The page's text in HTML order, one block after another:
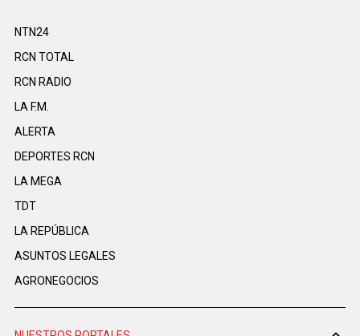
NTN24
RCN TOTAL
RCN RADIO
LA F.M.
ALERTA
DEPORTES RCN
LA MEGA
TDT
LA REPÚBLICA
ASUNTOS LEGALES
AGRONEGOCIOS